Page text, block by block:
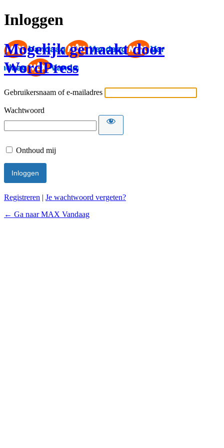
Inloggen
Mogelijk gemaakt door
WordPress
Gebruikersnaam of e-mailadres
Wachtwoord
Onthoud mij
Registreren | Je wachtwoord vergeten?
← Ga naar MAX Vandaag